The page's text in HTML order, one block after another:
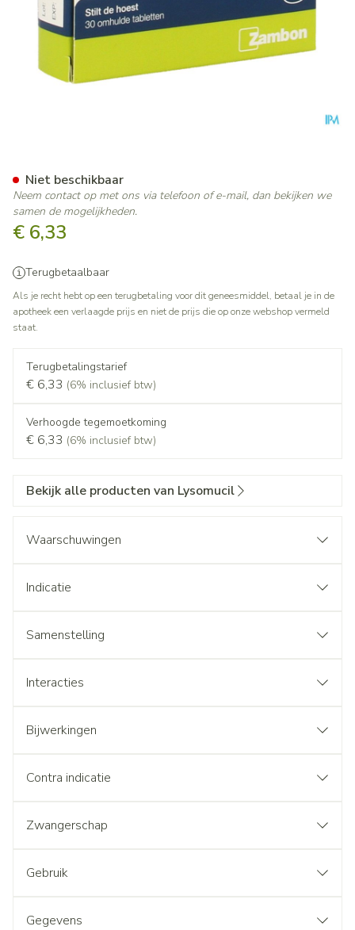
€ 6,33
Terugbetaalbaar
Als je recht hebt op een terugbetaling voor dit geneesmiddel, betaal je in de
apotheek een verlaagde prijs en niet de prijs die op onze webshop vermeld
staat.
Terugbetalingstarief
€ 6,33 (6% inclusief btw)
Verhoogde tegemoetkoming
€ 6,33 (6% inclusief btw)
Niet beschikbaar
Neem contact op met ons via telefoon of e-mail, dan bekijken we
samen de mogelijkheden.
Bekijk alle producten van Lysomucil
Waarschuwingen
Indicatie
Samenstelling
Interacties
Bijwerkingen
Contra indicatie
Zwangerschap
Gebruik
Gegevens